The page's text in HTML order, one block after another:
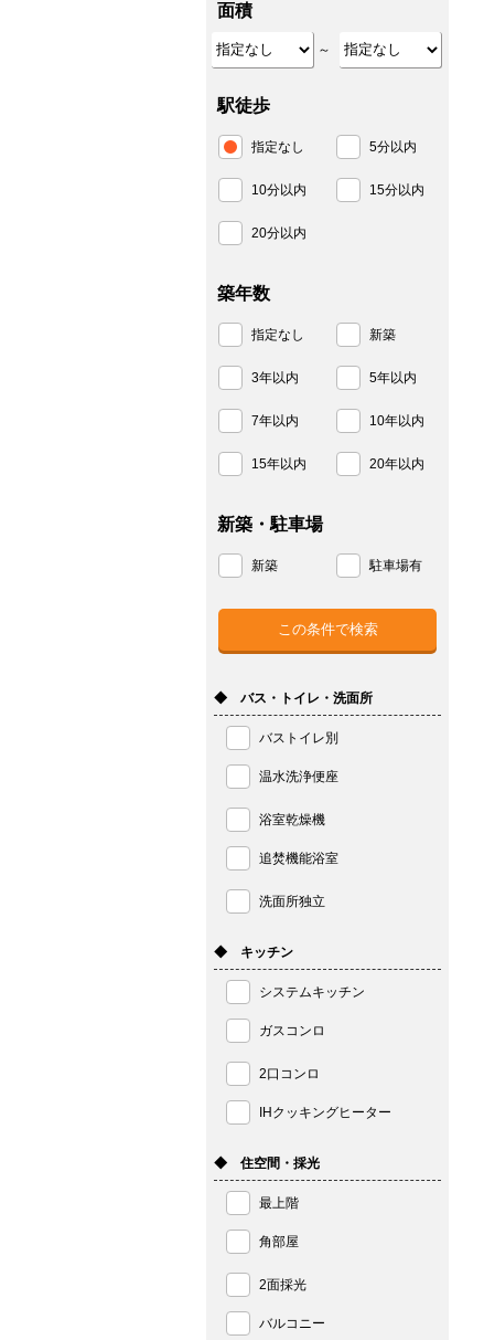
面積
～
駅徒歩
指定なし 5分以内
10分以内 15分以内
20分以内
築年数
指定なし 新築
3年以内 5年以内
7年以内 10年以内
15年以内 20年以内
新築・駐車場
新築 駐車場有
◆ バス・トイレ・洗面所
バストイレ別
温水洗浄便座
浴室乾燥機
追焚機能浴室
洗面所独立
◆ キッチン
システムキッチン
ガスコンロ
2口コンロ
IHクッキングヒーター
◆ 住空間・採光
最上階
角部屋
2面採光
バルコニー